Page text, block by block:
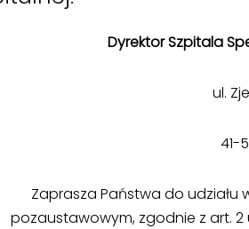
Dyrektor Szpitala
ul.
41-
Zaprasza Państwa do
pozaustawowym, zgodnie z art. 2